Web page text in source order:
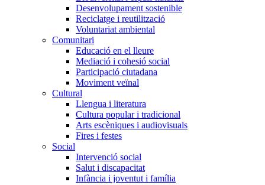
Desenvolupament sostenible
Reciclatge i reutilització
Voluntariat ambiental
Comunitari
Educació en el lleure
Mediació i cohesió social
Participació ciutadana
Moviment veïnal
Cultural
Llengua i literatura
Cultura popular i tradicional
Arts escèniques i audiovisuals
Fires i festes
Social
Intervenció social
Salut i discapacitat
Infància i joventut i família